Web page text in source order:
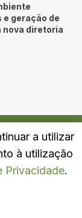
geração de
nova diretoria
de Privacidade
a utilizar
à utilização
Privacidade.